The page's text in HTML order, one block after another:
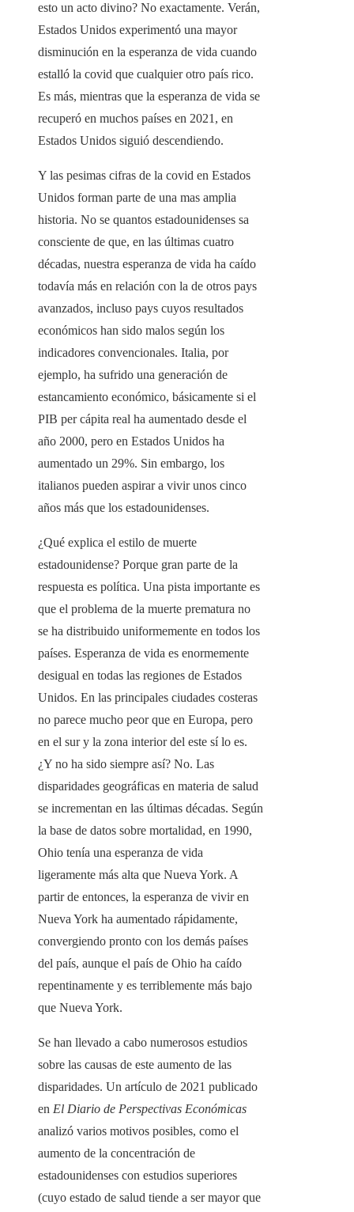
esto un acto divino? No exactamente. Verán,
Estados Unidos experimentó una mayor
disminución en la esperanza de vida cuando
estalló la covid que cualquier otro país rico.
Es más, mientras que la esperanza de vida se
recuperó en muchos países en 2021, en
Estados Unidos siguió descendiendo.
Y las pesimas cifras de la covid en Estados
Unidos forman parte de una mas amplia
historia. No se quantos estadounidenses sa
consciente de que, en las últimas cuatro
décadas, nuestra esperanza de vida ha caído
todavía más en relación con la de otros pays
avanzados, incluso pays cuyos resultados
económicos han sido malos según los
indicadores convencionales. Italia, por
ejemplo, ha sufrido una generación de
estancamiento económico, básicamente si el
PIB per cápita real ha aumentado desde el
año 2000, pero en Estados Unidos ha
aumentado un 29%. Sin embargo, los
italianos pueden aspirar a vivir unos cinco
años más que los estadounidenses.
¿Qué explica el estilo de muerte
estadounidense? Porque gran parte de la
respuesta es política. Una pista importante es
que el problema de la muerte prematura no
se ha distribuido uniformemente en todos los
países. Esperanza de vida es enormemente
desigual en todas las regiones de Estados
Unidos. En las principales ciudades costeras
no parece mucho peor que en Europa, pero
en el sur y la zona interior del este sí lo es.
¿Y no ha sido siempre así? No. Las
disparidades geográficas en materia de salud
se incrementan en las últimas décadas. Según
la base de datos sobre mortalidad, en 1990,
Ohio tenía una esperanza de vida
ligeramente más alta que Nueva York. A
partir de entonces, la esperanza de vivir en
Nueva York ha aumentado rápidamente,
convergiendo pronto con los demás países
del país, aunque el país de Ohio ha caído
repentinamente y es terriblemente más bajo
que Nueva York.
Se han llevado a cabo numerosos estudios
sobre las causas de este aumento de las
disparidades. Un artículo de 2021 publicado
en El Diario de Perspectivas Económicas
analizó varios motivos posibles, como el
aumento de la concentración de
estadounidenses con estudios superiores
(cuyo estado de salud tiende a ser mayor que